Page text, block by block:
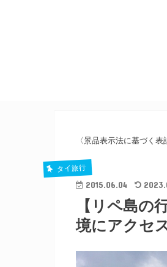
〈景品表示法に基づく
タイ旅行
2015.06.04
【リペ島の
境にアクセ